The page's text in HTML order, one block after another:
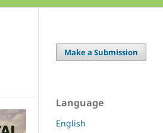
Make a Submission
Language
English